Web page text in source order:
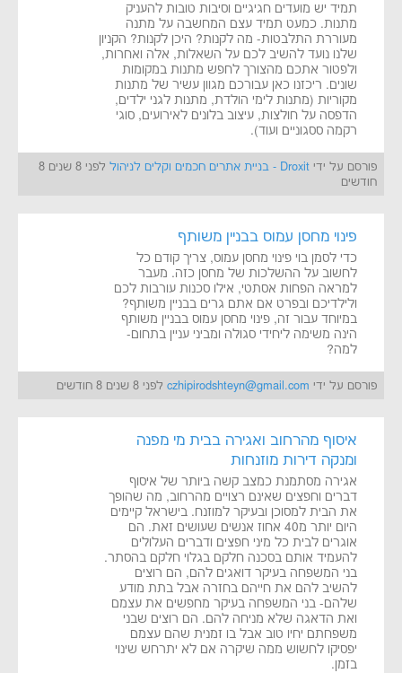
תמיד יש מועדים חגיגיים וסיבות טובות להעניק
מתנות. כמעט תמיד עצם המחשבה על מתנה
מעוררת התלבטות- מה לקנות? היכן לקנות? הקניון
שלנו נועד להשיב לכם על השאלות, אלה ואחרות,
ולפטור אתכם מהצורך לחפש מתנות במקומות
שונים. ריכזנו כאן עבורכם מגוון עשיר של מתנות
מקוריות (מתנות לימי הולדת, מתנות לגני ילדים,
הדפסה על חולצות, עיצוב בלונים לאירועים, סוגי
רקמה ססגוניים ועוד).
פורסם על ידי Droxit - בניית אתרים חכמים וקלים לניהול
לפני 8 שנים 8
חודשים
פינוי מחסן עמוס בבניין משותף
כדי לסמן בוי פינוי מחסן עמוס, צריך קודם כל
לחשוב על ההשלכות של מחסן כזה. מעבר
למראה הפחות אסתטי, אילו סכנות עורבות לכם
ולילדיכם ובפרט אם אתם גרים בבניין משותף?
במיוחד עבור זה, פינוי מחסן עמוס בבניין משותף
הינה משימה ליחידי סגולה ומביני עניין בתחום-
למה?
פורסם על ידי czhipirodshteyn@gmail.com לפני 8 שנים 8 חודשים
איסוף מהרחוב ואגירה בבית מי מפנה
ומנקה דירות מוזנחות
אגירה מסתמנת כמצב קשה ביותר של איסוף
דברים וחפצים שאינם רצויים מהרחוב, מה שהופך
את הבית למסוכן ובעיקר למוזנח. בישראל קיימים
היום יותר מ40 אחוז אנשים שעושים זאת. הם
אוגרים לבית כל מיני חפצים ודברים העלולים
להעמיד אותם בסכנה חלקם בגלוי חלקם בהסתר.
בני המשפחה בעיקר דואגים להם, הם רוצים
להשיב להם את חייהם בחזרה אבל בתת מודע
שלהם- בני המשפחה בעיקר מחפשים את עצמם
ואת הדאגה שלא מניחה להם. הם רוצים שבני
משפחתם יחיו טוב אבל בו זמנית שהם עצמם
יפסיקו לחשוש ממה שיקרה אם לא יתרחש שינוי
בזמן.